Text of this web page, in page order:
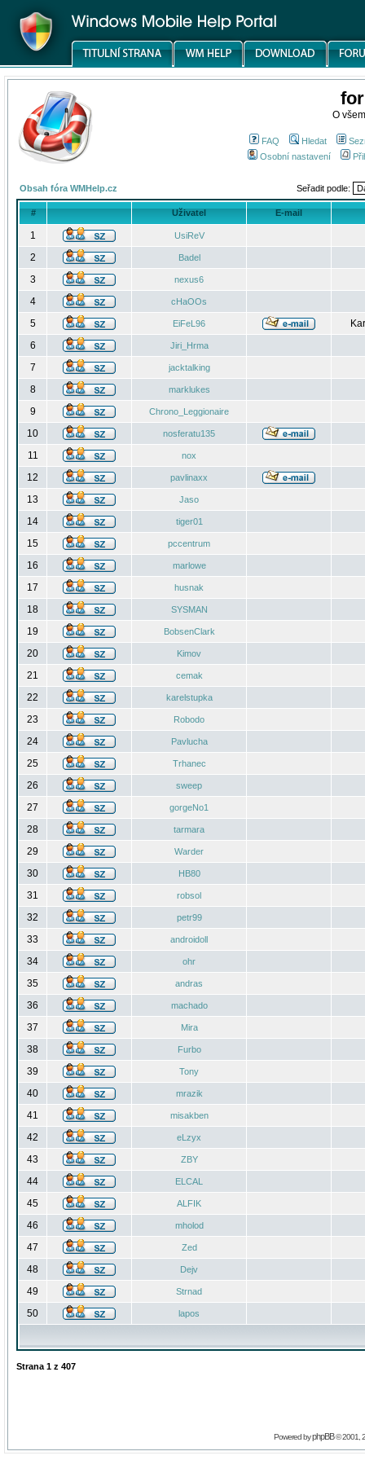
O
FAQ Hledat
Osobní nastavení
Obsah fóra WMHelp.cz Seřadit podle:
# Uživatel E-mail
1 UsiReV
2 Badel
3 nexus6
4 cHaOOs
5 EiFeL96
6
Jiri_Hrma
7 jacktalking
8 marklukes
9 Chrono_Leggionaire
10 nosferatu135
11 nox
12 pavlinaxx
13 Jaso
14 tiger01
15 pccentrum
16 marlowe
17 husnak
18 SYSMAN
19 BobsenClark
20 Kimov
21 cemak
22 karelstupka
23 Robodo
24 Pavlucha
25 Trhanec
26 sweep
27 gorgeNo1
28 tarmara
29 Warder
30 HB80
31 robsol
32 petr99
33 androidoll
34 ohr
35 andras
36 machado
37 Mira
38 Furbo
39 Tony
40 mrazik
41 misakben
42 eLzyx
43 ZBY
44 ELCAL
45 ALFIK
46 mholod
47 Zed
48 Dejv
49 Strnad
50 lapos
Strana 1 z 407
Powered byphpBB© 2001,